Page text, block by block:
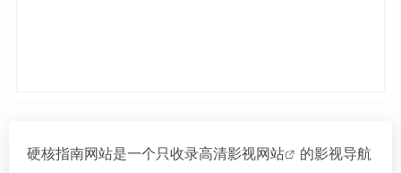
硬核指南网站是一个只收录高清影视网站 的影视导航